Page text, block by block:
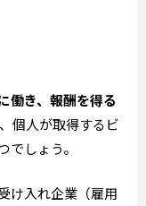
働き、報酬を得る
個人が取得するビ
しょう。
け入れ企業（雇用